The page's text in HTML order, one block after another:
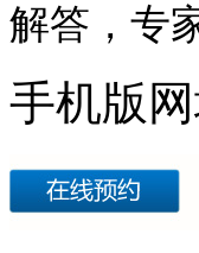
解答，专
手机版